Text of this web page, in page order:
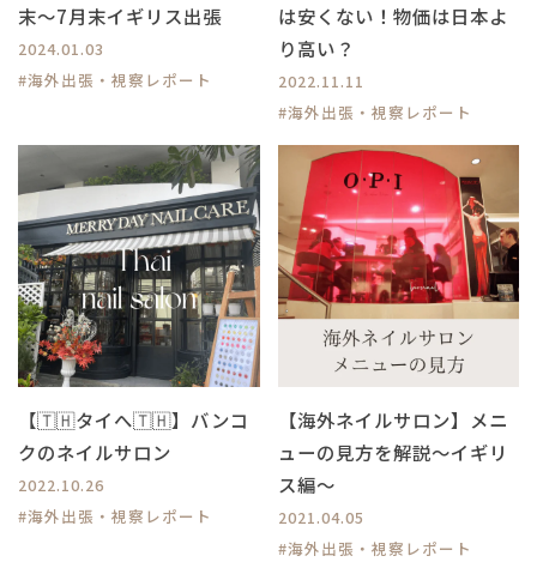
末〜7月末イギリス出張
2024.01.03
#海外出張・視察レポート
は安くない！物価は日本よ
り高い？
2022.11.11
#海外出張・視察レポート
【🇹🇭タイへ🇹🇭】バンコ
クのネイルサロン
2022.10.26
#海外出張・視察レポート
【海外ネイルサロン】メニ
ューの見方を解説〜イギリ
ス編〜
2021.04.05
#海外出張・視察レポート